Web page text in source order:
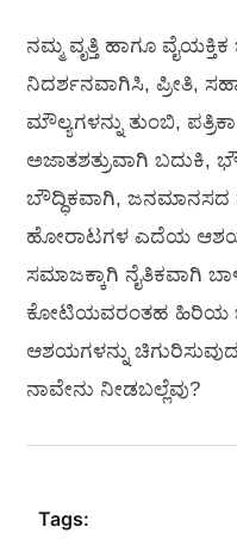
ನಮ್ಮ ವೃತ್ತಿ ಹಾಗೂ
ನಿದರ್ಶನವಾಗಿಸಿ, ಪ್ರೀತಿ,
ಮೌಲ್ಯಗಳನ್ನು ತುಂಬಿ, ಪತ್ರಿಕಾ
ಅಜಾತಶತ್ರುವಾಗಿ ಬದುಕಿ,
ಬೌದ್ಧಿಕವಾಗಿ, ಜನಮಾನಸದ
ಹೋರಾಟಗಳ ಎದೆಯ
ಸಮಾಜಕ್ಕಾಗಿ ನೈತಿಕವಾಗಿ
ಕೋಟಿಯವರಂತಹ ಹಿರಿಯ
ಆಶಯಗಳನ್ನು
ನಾವೇನು ನೀಡಬಲ್ಲೆವು?
Tags: